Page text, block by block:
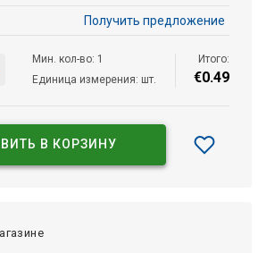
Получить предложение
Мин. кол-во: 1
Единица измерения: шт.
Итого:
€0.49
В КОРЗИНУ